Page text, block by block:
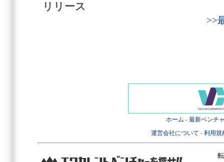
リリース
>>
ホーム - 最新ベンチ
運営会社について - 利用規